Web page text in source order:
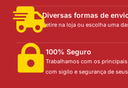
Diversas formas de
Retire na loja ou escolha uma
100% Seguro
Trabalhamos com os
com sigilo e segurança de